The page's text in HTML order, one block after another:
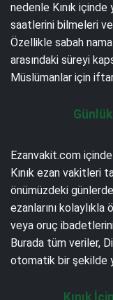
nedenle Kınık
saatlerini bilmeleri
Özellikle sabah
arasındaki süreyi
Müslümanlar için
Ezanvakit.com
Kınık ezan vakitleri
önümüzdeki
ezanlarını kolaylıkla
veya oruç
Burada tüm veriler,
otomatik bir şekilde
Kınık